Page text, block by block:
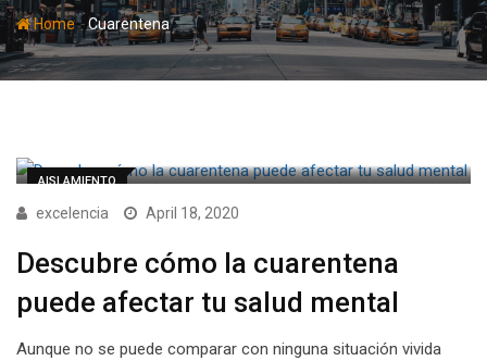
Home-Cuarentena
AISLAMIENTO
excelencia April 18, 2020
Descubre cómo la cuarentena
puede afectar tu salud mental
Aunque no se puede comparar con ninguna situación vivida